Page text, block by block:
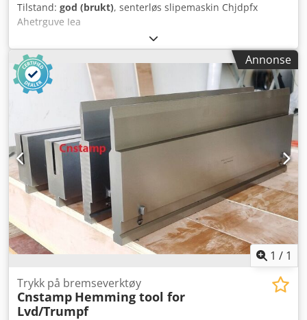
Tilstand: god (brukt), senterløs slipemaskin Chjdpfx
Ahetrguve Iea
Annonse
1 / 1
Trykk på bremseverktøy
Cnstamp Hemming tool for
Lvd/Trumpf